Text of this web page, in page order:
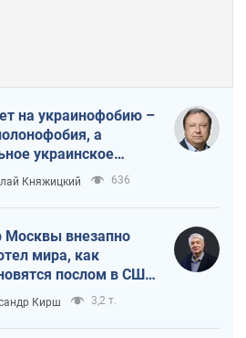
на украинофобию –
а
украинское
Княжицкий 636
Москвы внезапно
мира, как
послом в США
украинские топ-
Кирш 3,2 т.